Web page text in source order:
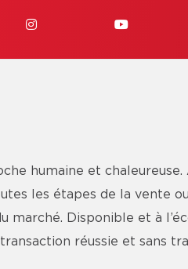
humaine et
les étapes de la vente
Disponible et à
réussie et sans